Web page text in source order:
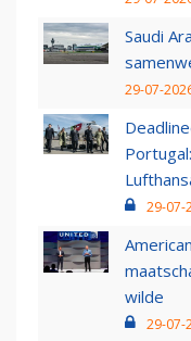
Saudi
29-07-
29-07-
wilde
29-07-